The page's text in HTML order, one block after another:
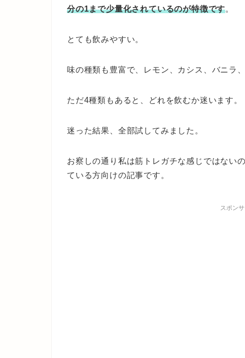
分の1まで少量化されているのが特徴です。
とても飲みやすい。
味の種類も豊富で、レモン、カシス、バニラ
ただ4種類もあると、どれを飲むか迷います。
迷った結果、全部試してみました。
お察しの通り私は筋トレガチな感じではない
ている方向けの記事です。
スポン